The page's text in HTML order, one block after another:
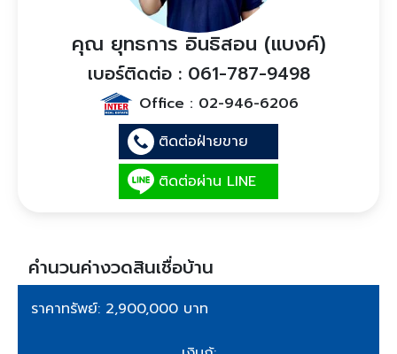
คุณ ยุทธการ อินธิสอน (แบงค์)
เบอร์ติดต่อ : 061-787-9498
Office : 02-946-6206
ติดต่อฝ่ายขาย
ติดต่อผ่าน LINE
คำนวนค่างวดสินเชื่อบ้าน
ราคาทรัพย์: 2,900,000 บาท